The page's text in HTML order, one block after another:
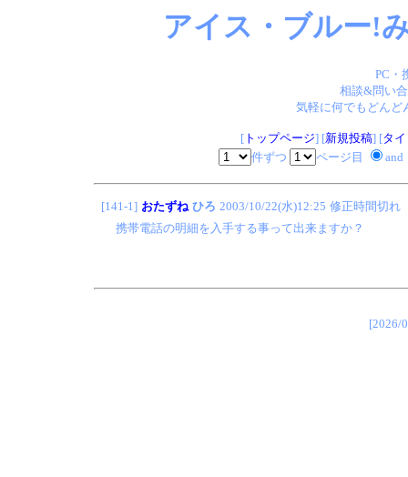
アイス・ブルー!
PC・
相談&問い
気軽に何でもどん
[トップページ] [新規投稿] [タ
件ずつ
ページ目 and
[141-1] おたずね ひろ 2003/10/22(水)12:25 修正時間切れ
携帯電話の明細を入手する事って出来ますか？
[2026/